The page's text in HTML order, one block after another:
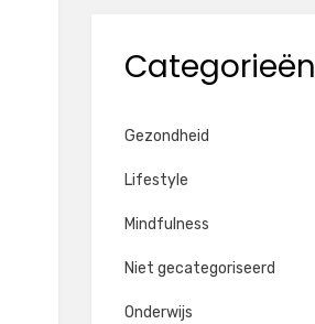
Categorieën
Gezondheid
Lifestyle
Mindfulness
Niet gecategoriseerd
Onderwijs